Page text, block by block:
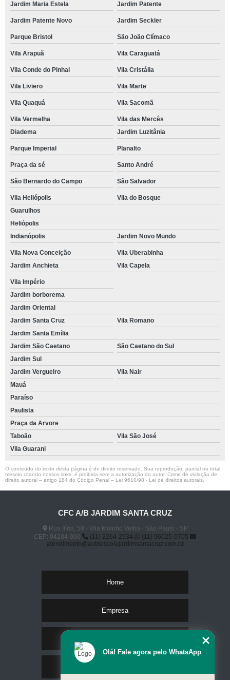
Jardim Maria Estela Jardim Patente
Jardim Patente Novo Jardim Seckler
Parque Bristol São João Clímaco
Vila Arapuã Vila Caraguatá
Vila Conde do Pinhal Vila Cristália
Vila Liviero Vila Marte
Vila Quaquá Vila Sacomã
Vila Vermelha
Vila das Mercês
Diadema
Jardim Luzitânia
Parque Imperial Planalto
Praça da sé Santo André
São Bernardo do Campo São Salvador
Vila Heliópolis
Vila do Bosque
Guarulhos
Heliópolis
Indianópolis
Jardim Novo Mundo
Vila Nova Conceição
Vila Uberabinha
Jardim Anchieta
Vila Capela
Vila Império
Jardim borborema
Jardim Oriental
Jardim Santa Cruz
Vila Romano
Jardim Santa Emília
Jardim São Caetano
São Caetano do Sul
Jardim Sul
Jardim Vergueiro
Vila Nair
Mauá
Paraíso
Paulista
Praça da Arvore
Taboão
Vila São José
Vila Guarani
O conteúdo do texto desta página é de direito reservado. Sua reprodução, parcial ou total,
mesmo citando nossos links, é proibida sem a autorização do autor. Crime de violação de
direito autoral – artigo 184 do Código Penal – Lei 9610/98 - Lei de direitos autorais
CFC A/B JARDIM SANTA CRUZ
Rua Ilíria, 58 - Vila Moinho Velho - São Paulo - SP
CEP: 04284-060
(11) 2264-2534
(11) 96025-0705
atendimento@autoescolajardimsantacruz.com.br
Home
Empresa
Olá! Fale agora pelo WhatsApp